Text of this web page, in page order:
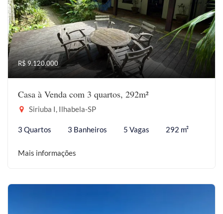
R$ 9.120.000
Casa à Venda com 3 quartos, 292m²
Siriuba I, Ilhabela-SP
3 Quartos 3 Banheiros 5 Vagas 292 m²
Mais informações